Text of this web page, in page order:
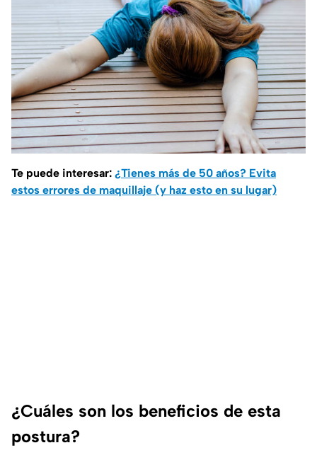
Te puede interesar: ¿Tienes más de 50 años? Evita
estos errores de maquillaje (y haz esto en su lugar)
¿Cuáles son los beneficios de esta
postura?